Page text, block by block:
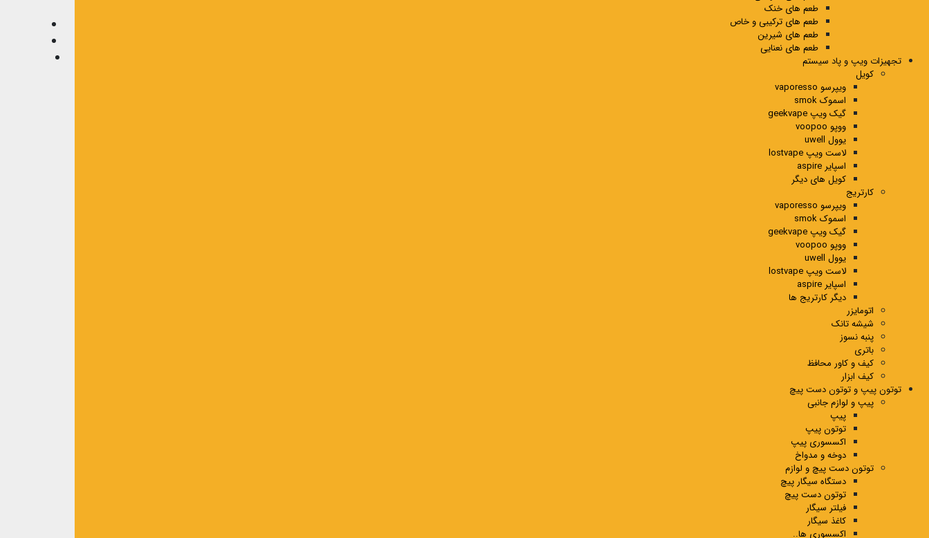
طعم های خنک
طعم های ترکیبی و خاص
طعم های شیرین
طعم های نعنایی
تجهیزات ویپ و پاد سیستم
کویل
ویپرسو vaporesso
اسموک smok
گیک ویپ geekvape
ووپو voopoo
یوول uwell
لاست ویپ lostvape
اسپایر aspire
کویل های دیگر
کارتریج
ویپرسو vaporesso
اسموک smok
گیک ویپ geekvape
ووپو voopoo
یوول uwell
لاست ویپ lostvape
اسپایر aspire
دیگر کارتریج ها
اتومایزر
شیشه تانک
پنبه نسوز
باتری
کیف و کاور محافظ
کیف ابزار
توتون پیپ و توتون دست پیچ
پیپ و لوازم جانبی
پیپ
توتون پیپ
اکسسوری پیپ
دوخه و مدواخ
توتون دست پیچ و لوازم
دستگاه سیگار پیچ
توتون دست پیچ
فیلتر سیگار
کاغذ سیگار
اکسسوری ها..